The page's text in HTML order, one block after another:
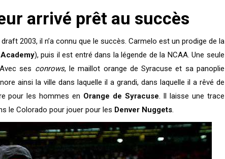
arrivé prêt au succès
2003, il n’a connu que le succès. Carmelo est un prodige de la
), puis il est entré dans la légende de la NCAA. Une seule
ses conrows, le maillot orange de Syracuse et sa panoplie
ainsi la ville dans laquelle il a grandi, dans laquelle il a rêvé de
pour les hommes en Orange de Syracuse . Il laisse une trace
le Colorado pour jouer pour les Denver Nuggets